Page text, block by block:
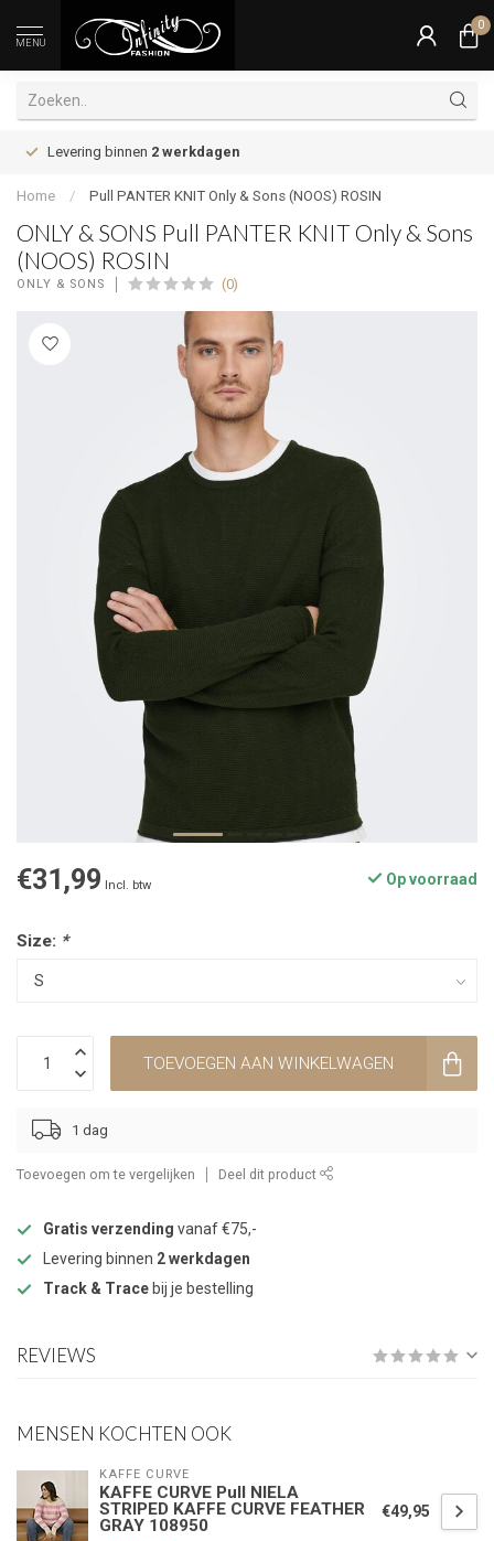
MENU
0
Levering binnen 2 werkdagen
Home / Pull PANTER KNIT Only & Sons (NOOS) ROSIN
ONLY & SONS Pull PANTER KNIT Only & Sons
(NOOS) ROSIN
ONLY & SONS (0)
€31,99 Incl. btw Op voorraad
Size: *
TOEVOEGEN AAN WINKELWAGEN
1 dag
Toevoegen om te vergelijken Deel dit product
Gratis verzending vanaf €75,-
Levering binnen 2 werkdagen
Track & Trace bij je bestelling
REVIEWS
MENSEN KOCHTEN OOK
KAFFE CURVE
KAFFE CURVE Pull NIELA
STRIPED KAFFE CURVE FEATHER
GRAY 108950
€49,95